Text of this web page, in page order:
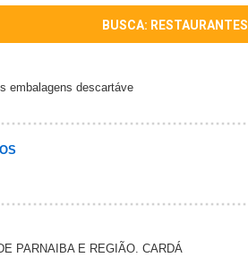
BUSCA: RESTAURANTES
embalagens descartáve
PARNAIBA E REGIÃO. CARDÁ